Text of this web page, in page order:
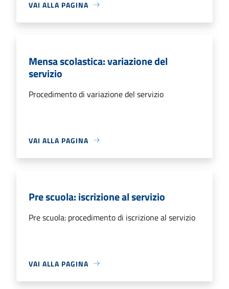
VAI ALLA PAGINA
Mensa scolastica: variazione del
servizio
Procedimento di variazione del servizio
VAI ALLA PAGINA
Pre scuola: iscrizione al servizio
Pre scuola: procedimento di iscrizione al servizio
VAI ALLA PAGINA